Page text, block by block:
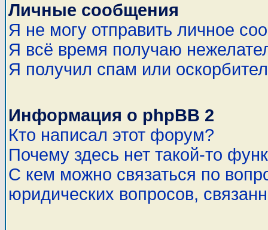
Личные сообщения
Я не могу отправить личное
Я всё время получаю
Я получил спам или
Информация о phpBB 2
Кто написал этот форум?
Почему здесь нет такой-то
С кем можно связаться по
юридических вопросов,